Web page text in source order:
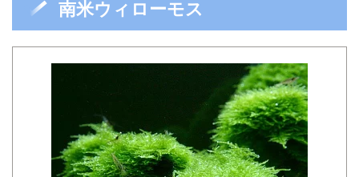
南米ウィローモス